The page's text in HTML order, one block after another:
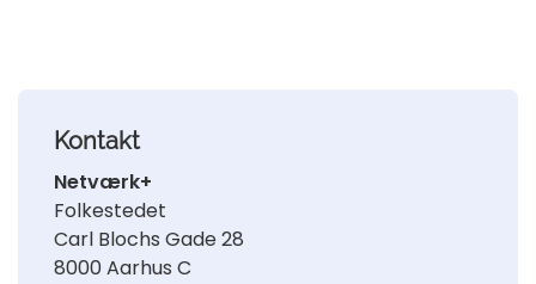
Kontakt
Netværk+
Folkestedet
Carl Blochs Gade 28
8000 Aarhus C